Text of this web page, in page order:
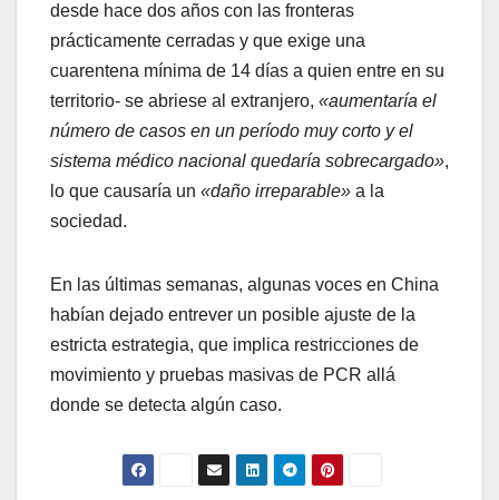
desde hace dos años con las fronteras
prácticamente cerradas y que exige una
cuarentena mínima de 14 días a quien entre en su
territorio- se abriese al extranjero, «aumentaría el
número de casos en un período muy corto y el
sistema médico nacional quedaría sobrecargado»,
lo que causaría un «daño irreparable» a la
sociedad.
En las últimas semanas, algunas voces en China
habían dejado entrever un posible ajuste de la
estricta estrategia, que implica restricciones de
movimiento y pruebas masivas de PCR allá
donde se detecta algún caso.